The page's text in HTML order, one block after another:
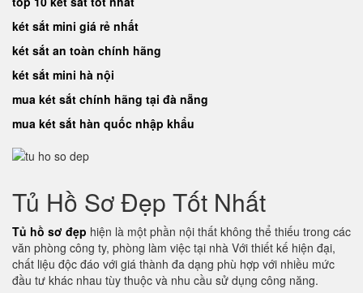
két sắt mini giá rẻ nhất
két sắt an toàn chính hãng
két sắt mini hà nội
mua két sắt chính hãng tại đà nẵng
mua két sắt hàn quốc nhập khẩu
Tủ Hồ Sơ Đẹp Tốt Nhất
Tủ hồ sơ đẹp hiện là một phần nội thất không thể thiếu trong các
văn phòng công ty, phòng làm việc tại nhà Với thiết kế hiện đại,
chất liệu độc đáo với giá thành đa dạng phù hợp với nhiều mức
đầu tư khác nhau tùy thuộc và nhu cầu sử dụng công năng.